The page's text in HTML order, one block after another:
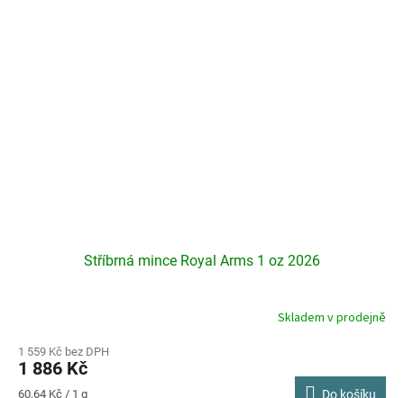
Stříbrná mince Royal Arms 1 oz 2026
produktu
je
5,0
Skladem v prodejně
1 559 Kč bez DPH
1 886 Kč
Měrná
60,64 Kč / 1 g Do košíku